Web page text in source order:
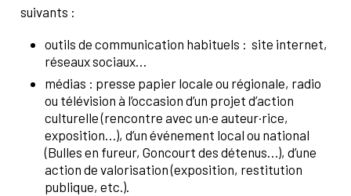
suivants :
outils de communication habituels : site internet,
réseaux sociaux…
médias : presse papier locale ou régionale, radio
ou télévision à l’occasion d’un projet d’action
culturelle (rencontre avec un·e auteur·rice,
exposition…), d’un événement local ou national
(Bulles en fureur, Goncourt des détenus…), d’une
action de valorisation (exposition, restitution
publique, etc.).